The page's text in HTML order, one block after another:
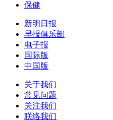
保健
新明日报
早报俱乐部
电子报
国际版
中国版
关于我们
常见问题
关注我们
联络我们